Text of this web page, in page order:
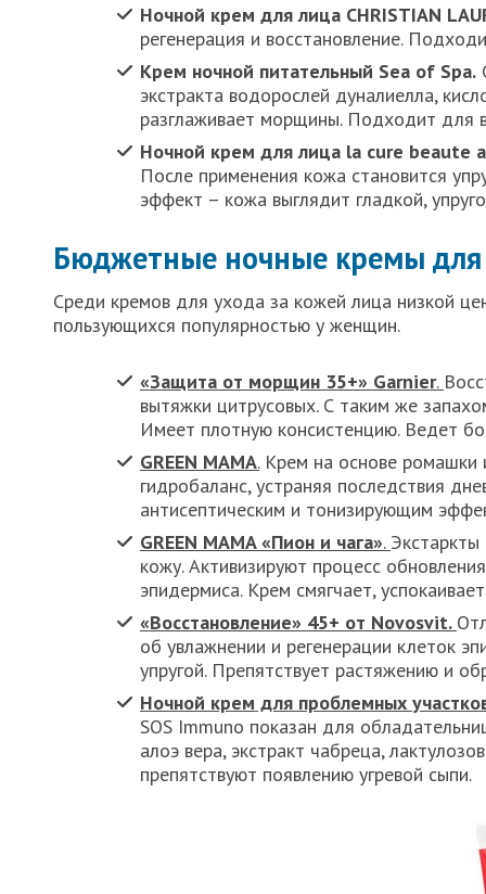
Ночной крем для лица CHRISTIAN
регенерация и восстановление.
Крем ночной питательный Sea of Spa.
экстракта водорослей дуналиелла,
разглаживает морщины. Подходит для
Ночной крем для лица la cure beaute
После применения кожа становится
эффект – кожа выглядит гладкой,
Бюджетные ночные кремы для
Среди кремов для ухода за кожей лица низкой
пользующихся популярностью у женщин.
«Защита от морщин 35+» Garnier.
вытяжки цитрусовых. С таким же
Имеет плотную консистенцию. Ведет
GREEN MAMA.Крем на основе ромашки
гидробаланс, устраняя последствия
антисептическим и тонизирующим
GREEN MAMA «Пион и чага».
кожу. Активизируют процесс
эпидермиса. Крем смягчает,
«Восстановление» 45+ от Novosvit.
об увлажнении и регенерации клеток
упругой. Препятствует растяжению и
Ночной крем для проблемных
SOS Immuno показан для
алоэ вера, экстракт чабреца,
препятствуют появлению угревой сыпи.